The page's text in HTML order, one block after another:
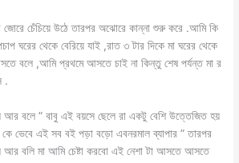
চেঁচিয়ে উঠে তারপর অঝোরে কান্না শুরু করে .আমি কি
ঘরের থেকে বেরিয়ে যাই ,রাত ৩ টার দিকে মা ঘরের থেকে
বলে ,আমি প্রথমে আসতে চাই না কিন্তু শেষ পর্যন্ত মা র
.
আর বলে ” বাবু এই বয়সে ছেলে রা একটু বেশি উত্তেজিত হয়
কে ভেবে এই সব বই পড়া বড়ো এবনরমাল ব্যাপার ” তারপর
আর বলি মা আমি চেষ্টা করবো এই নেশা টা আসতে আসতে